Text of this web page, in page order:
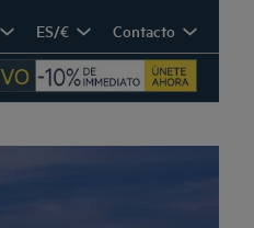
ES/€ Contacto